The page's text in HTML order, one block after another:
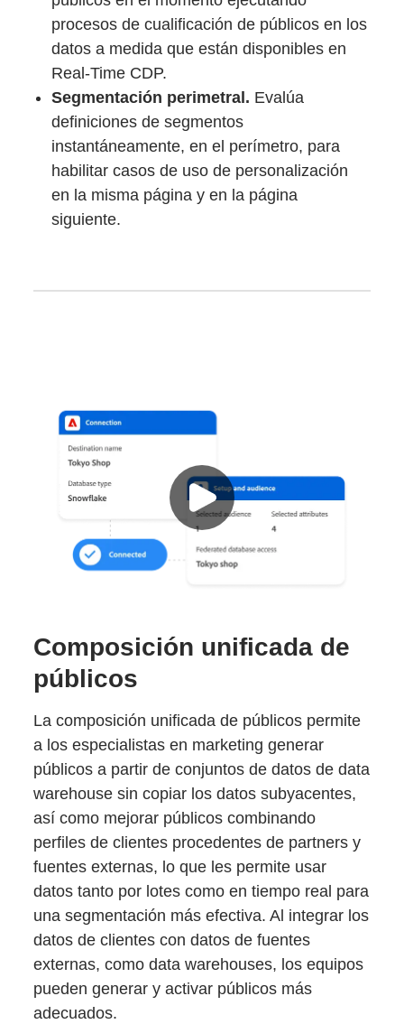
procesos de cualificación de públicos en los
datos a medida que están disponibles en
Real-Time CDP.
Segmentación perimetral. Evalúa
definiciones de segmentos
instantáneamente, en el perímetro, para
habilitar casos de uso de personalización
en la misma página y en la página
siguiente.
Composición unificada de
públicos
La composición unificada de públicos permite
a los especialistas en marketing generar
públicos a partir de conjuntos de datos de data
warehouse sin copiar los datos subyacentes,
así como mejorar públicos combinando
perfiles de clientes procedentes de partners y
fuentes externas, lo que les permite usar
datos tanto por lotes como en tiempo real para
una segmentación más efectiva. Al integrar los
datos de clientes con datos de fuentes
externas, como data warehouses, los equipos
pueden generar y activar públicos más
adecuados.